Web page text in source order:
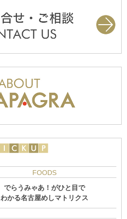
FOODS
でらうみゃあ！がひと目で
わかる名古屋めしマトリクス